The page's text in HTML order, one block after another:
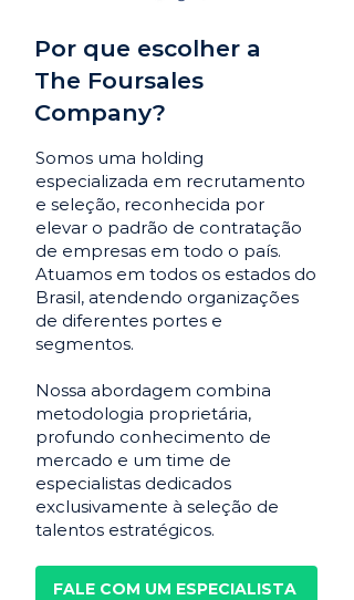
Por que escolher a
The Foursales
Company?
Somos uma holding
especializada em recrutamento
e seleção, reconhecida por
elevar o padrão de contratação
de empresas em todo o país.
Atuamos em todos os estados do
Brasil, atendendo organizações
de diferentes portes e
segmentos.
Nossa abordagem combina
metodologia proprietária,
profundo conhecimento de
mercado e um time de
especialistas dedicados
exclusivamente à seleção de
talentos estratégicos.
FALE COM UM ESPECIALISTA